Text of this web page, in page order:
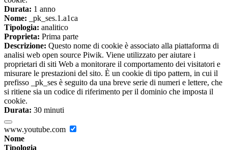
Durata: 1 anno
Nome: _pk_ses.1.a1ca
Tipologia: analitico
Proprieta: Prima parte
Descrizione: Questo nome di cookie è associato alla piattaforma di
analisi web open source Piwik. Viene utilizzato per aiutare i
proprietari di siti Web a monitorare il comportamento dei visitatori e
misurare le prestazioni del sito. È un cookie di tipo pattern, in cui il
prefisso _pk_ses è seguito da una breve serie di numeri e lettere, che
si ritiene sia un codice di riferimento per il dominio che imposta il
cookie.
Durata: 30 minuti
www.youtube.com
Nome
Tipologia